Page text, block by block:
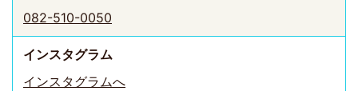
082-510-0050
インスタグラム
インスタグラムへ